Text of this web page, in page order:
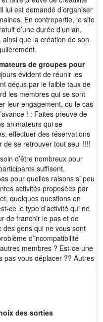
lui est demandé d’organiser
En contrepartie, le site
d’une durée d’un an,
que la création de son
de groupes pour
évident de réunir les
déçus par le faible taux de
les membres qui se sont
leur engagement, ou le cas
! : Faites preuve de
animateurs qui se
effectuer des réservations
de se retrouver tout seul !!!!
d’être nombreux pour
suffisent.
pour quelles raisons si peu
activités proposées par
quelques questions en
ce le type d’activité qui ne
de franchir le pas et de
gens qui ne vous sont
d’incompatibilité
membres ? Est-ce une
pas vous déplacer ?? Autres
des sorties